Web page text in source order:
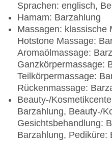
Sprachen: englisch,
Hamam: Barzahlung
Massagen: klassische
Hotstone Massage:
Aromaölmassage:
Ganzkörpermassage:
Teilkörpermassage:
Rückenmassage:
Beauty-/
Barzahlung, Beauty-/
Gesichtsbehandlung:
Barzahlung, Pediküre: